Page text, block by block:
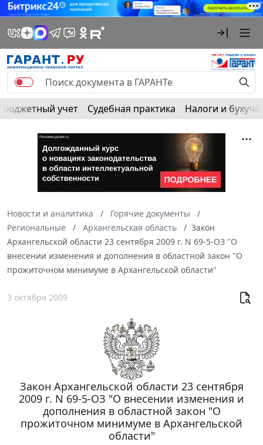
Бюджетный учет Судебная практика Налоги и
Новости и аналитика
Горячие документы
Региональные
Архангельская область
Закон
Архангельской области 23 сентября 2009 г. N 69-5-ОЗ "О
внесении изменения и дополнения в областной закон "О
прожиточном минимуме в Архангельской области"
3 октября 2009
Закон Архангельской области 23 сентября
2009 г. N 69-5-ОЗ "О внесении изменения и
дополнения в областной закон "О
прожиточном минимуме в Архангельской
области"